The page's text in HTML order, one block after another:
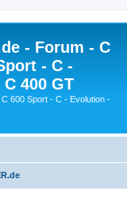
- Forum - C
- C -
400 GT
600 Sport - C - Evolution -